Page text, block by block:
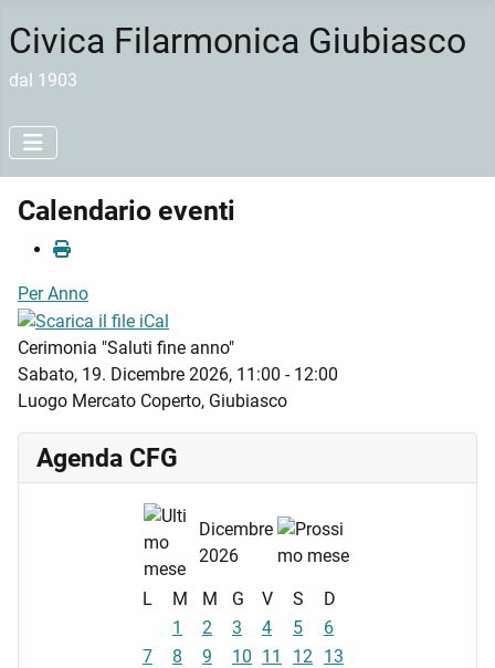
Civica Filarmonica Giubiasco
dal 1903
Calendario eventi
Per Anno
Cerimonia "Saluti fine anno"
Sabato, 19. Dicembre 2026, 11:00 - 12:00
Luogo Mercato Coperto, Giubiasco
Agenda CFG
Dicembre
2026
L M M G V S
D
1
2 3 4 5
6
7
8 9 10 11 12
13